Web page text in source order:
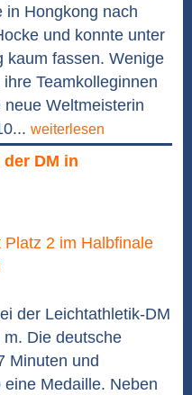
in Hongkong nach
und konnte unter
kaum fassen. Wenige
Teamkolleginnen
Weltmeisterin
weiterlesen
DM in
der Leichtathletik-DM
Die deutsche
Minuten und
Medaille. Neben